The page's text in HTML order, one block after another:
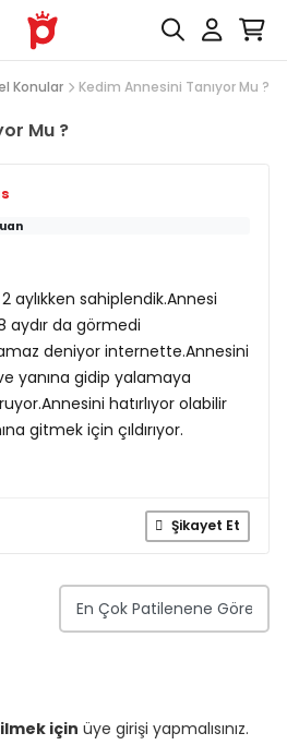
Konular Kedim Annesini Tanıyor Mu ?
Mu ?
aylıkken sahiplendik.Annesi
aydır da görmedi
deniyor internette.Annesini
yanına gidip yalamaya
hatırlıyor olabilir
gitmek için çıldırıyor.
Şikayet Et
için üye girişi yapmalısınız.